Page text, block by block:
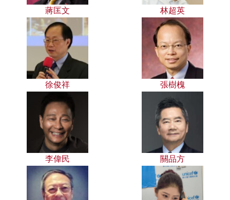
蔣匡文 林超英
徐俊祥 張樹槐
李偉民 關品方